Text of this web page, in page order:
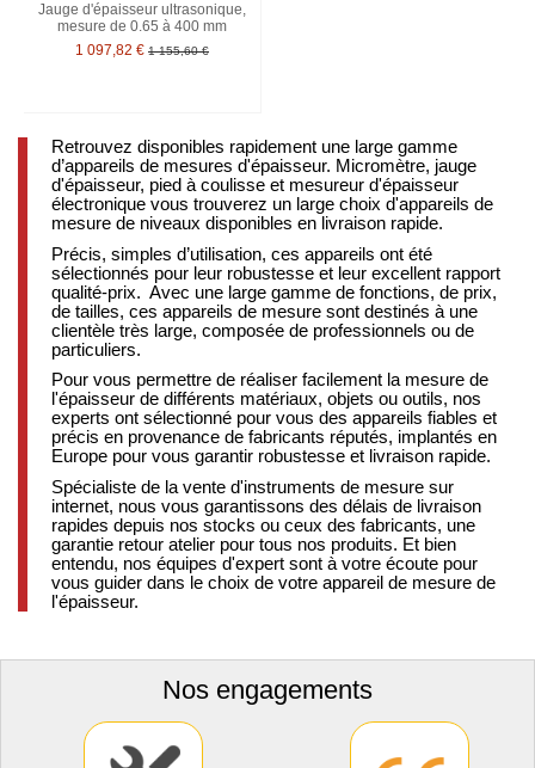
Jauge d'épaisseur ultrasonique,
mesure de 0.65 à 400 mm
1 097,82 € 1 155,60 €
Retrouvez disponibles rapidement une large gamme
d’appareils de mesures d'épaisseur. Micromètre, jauge
d'épaisseur, pied à coulisse et mesureur d'épaisseur
électronique vous trouverez un large choix d'appareils de
mesure de niveaux disponibles en livraison rapide.
Précis, simples d’utilisation, ces appareils ont été
sélectionnés pour leur robustesse et leur excellent rapport
qualité-prix. Avec une large gamme de fonctions, de prix,
de tailles, ces appareils de mesure sont destinés à une
clientèle très large, composée de professionnels ou de
particuliers.
Pour vous permettre de réaliser facilement la mesure de
l'épaisseur de différents matériaux, objets ou outils, nos
experts ont sélectionné pour vous des appareils fiables et
précis en provenance de fabricants réputés, implantés en
Europe pour vous garantir robustesse et livraison rapide.
Spécialiste de la vente d'instruments de mesure sur
internet, nous vous garantissons des délais de livraison
rapides depuis nos stocks ou ceux des fabricants, une
garantie retour atelier pour tous nos produits. Et bien
entendu, nos équipes d'expert sont à votre écoute pour
vous guider dans le choix de votre appareil de mesure de
l'épaisseur.
Nos engagements